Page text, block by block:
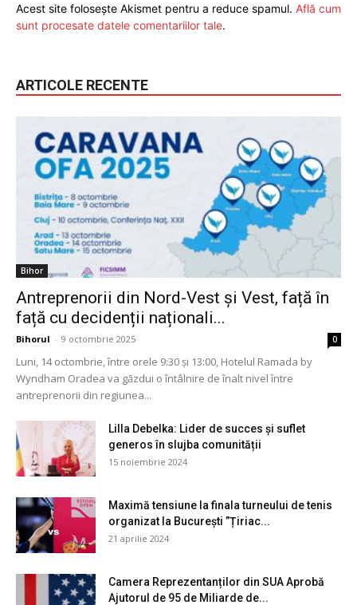
Acest site folosește Akismet pentru a reduce spamul. Află cum
sunt procesate datele comentariilor tale.
ARTICOLE RECENTE
Bihor
Antreprenorii din Nord-Vest și Vest, față în
față cu decidenții naționali...
Bihorul - 9 octombrie 2025 0
Luni, 14 octombrie, între orele 9:30 și 13:00, Hotelul Ramada by
Wyndham Oradea va găzdui o întâlnire de înalt nivel între
antreprenorii din regiunea...
Lilla Debelka: Lider de succes și suflet
generos în slujba comunității
15 noiembrie 2024
Maximă tensiune la finala turneului de tenis
organizat la București ”Țiriac...
21 aprilie 2024
Camera Reprezentanților din SUA Aprobă
Ajutorul de 95 de Miliarde de...